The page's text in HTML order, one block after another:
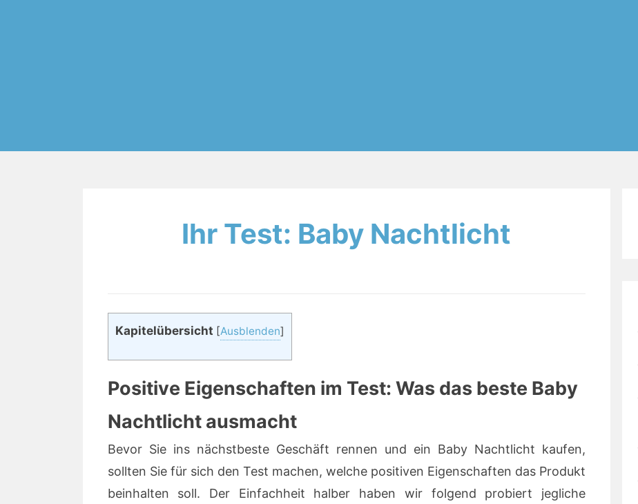
Ihr Test: Baby Nachtlicht
Kapitelübersicht [Ausblenden]
Positive Eigenschaften im Test: Was das beste Baby
Nachtlicht ausmacht
Bevor Sie ins nächstbeste Geschäft rennen und ein Baby Nachtlicht kaufen,
sollten Sie für sich den Test machen, welche positiven Eigenschaften das Produkt
beinhalten soll. Der Einfachheit halber haben wir folgend probiert jegliche